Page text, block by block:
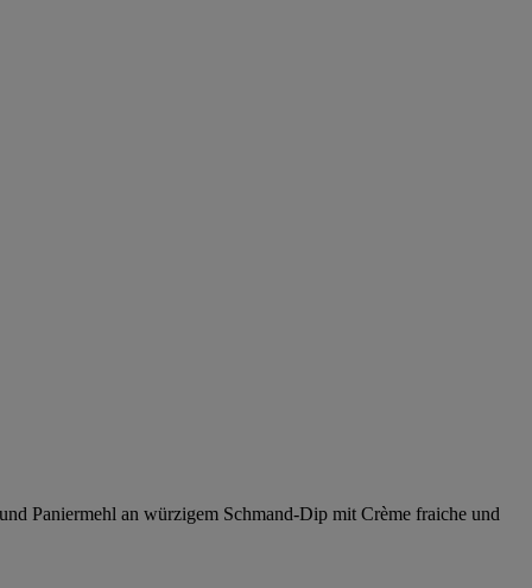
Paniermehl an würzigem Schmand-Dip mit Crème fraiche und